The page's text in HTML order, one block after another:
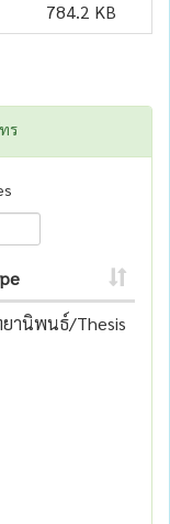
784.2 KB
ร
านิพนธ์/Thesis